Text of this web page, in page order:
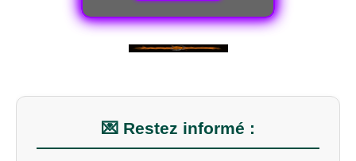
💌 Restez informé :